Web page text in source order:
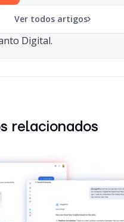
Ver todos artigos
Digital.
relacionados